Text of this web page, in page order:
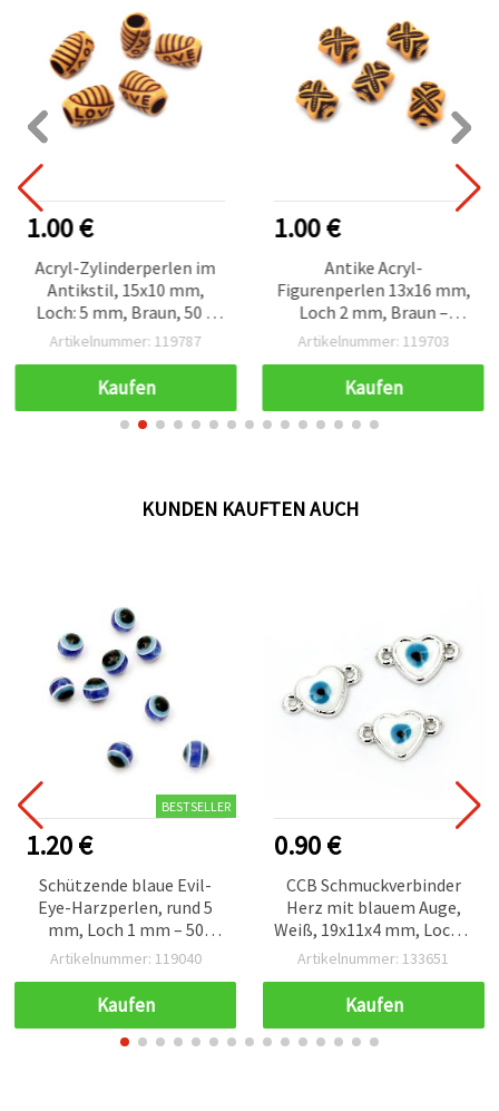
1.00 €
Acryl-Zylinderperlen im
Antikstil, 15x10 mm,
Loch: 5 mm, Braun, 50 g
(ca. 55 Stk.)
Artikelnummer: 119787
Kaufen
1.00 €
Antike Acryl-
Figurenperlen 13x16 mm,
Loch 2 mm, Braun –
Vintage Deko-Set (ca. 35
Basteln
Artikelnummer: 119703
Kaufen
KUNDEN KAUFTEN AUCH
BESTSELLER
1.20 €
Schützende blaue Evil-
Eye-Harzperlen, rund 5
mm, Loch 1 mm – 50
Stück – perfekt für
Amulette & kreative DIY-
Schmuckherstellung
Artikelnummer: 119040
Kaufen
0.90 €
CCB Schmuckverbinder
Herz mit blauem Auge,
Weiß, 19x11x4 mm, Loch 1
mm - 5 Stück
Artikelnummer: 133651
Kaufen